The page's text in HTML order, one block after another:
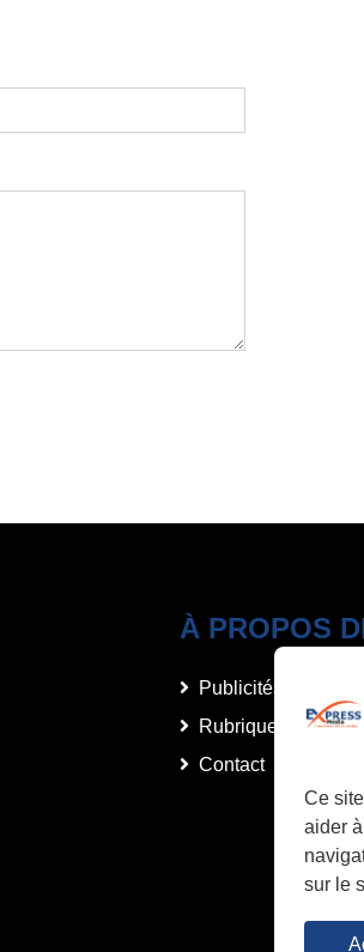
Ce
aider
sur le
À PROPOS
Publicités et
Rubriques
Contact